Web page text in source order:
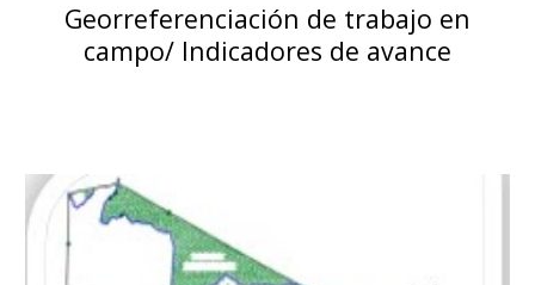
Georreferenciación de trabajo en
campo/ Indicadores de avance